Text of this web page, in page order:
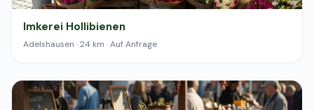
Imkerei Hollibienen
Adelshausen · 24 km · Auf Anfrage